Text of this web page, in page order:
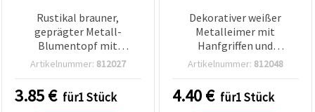
Rustikal brauner,
geprägter Metall-
Blumentopf mit
Hanfseil-Henkeln, 120 x
Pflanzen, Garten &
gemütliche DIY-Deko
Artikelnummer: 812027
3.85€ für1 Stück
Dekorativer weißer
Metalleimer mit
Hanfgriffen und
Kreidetafel-Etikett, 120 x
Artikelnummer: 812048
4.40€ für1 Stück